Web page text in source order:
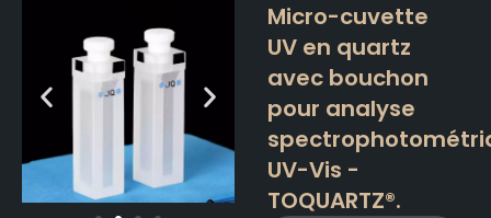
Micro-cuvette
UV en quartz
avec bouchon
pour analyse
UV-Vis -
TOQUARTZ®.